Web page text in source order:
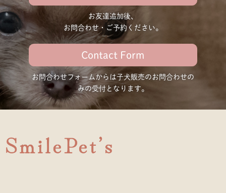
お友達追加後、
お問合わせ・ご予約ください。
Contact Form
お問合わせフォームからは子犬販売のお問合わせの
みの受付となります。